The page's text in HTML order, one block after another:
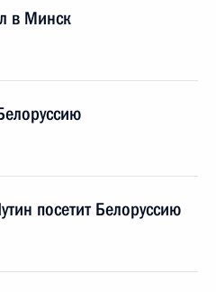
в Минск
посетит Белоруссию